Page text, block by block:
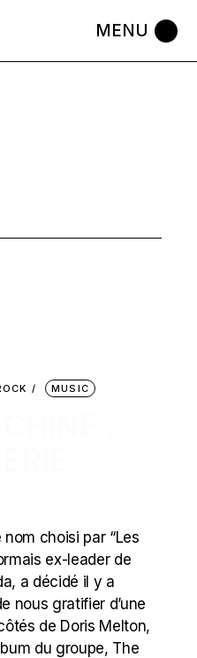
MUSIC
nom choisi par “Les
ex-leader de
a décidé il y a
nous gratifier d’une
de Doris Melton,
du groupe, The